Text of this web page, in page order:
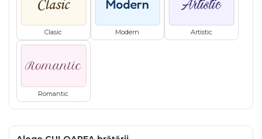
Semipretioase
Bratari pentru Aromaterapie
Bratari cu Perle Naturale
Clasic Modern Artistic
Romantic